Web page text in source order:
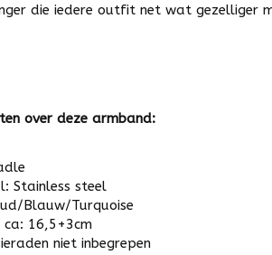
die iedere outfit net wat gezelliger
over deze armband:
Stainless steel
Blauw/Turquoise
16,5+3cm
niet inbegrepen